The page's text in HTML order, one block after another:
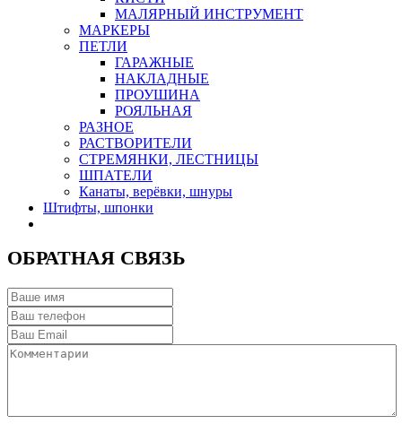
МАЛЯРНЫЙ ИНСТРУМЕНТ
МАРКЕРЫ
ПЕТЛИ
ГАРАЖНЫЕ
НАКЛАДНЫЕ
ПРОУШИНА
РОЯЛЬНАЯ
РАЗНОЕ
РАСТВОРИТЕЛИ
СТРЕМЯНКИ, ЛЕСТНИЦЫ
ШПАТЕЛИ
Канаты, верёвки, шнуры
Штифты, шпонки
ОБРАТНАЯ СВЯЗЬ